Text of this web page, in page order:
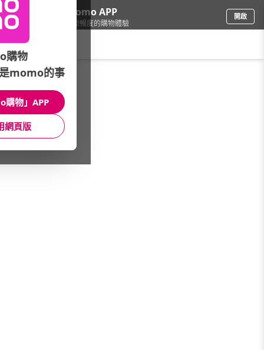
下載momo APP
給你3倍流暢度的購物體驗
開啟
車/汽車百貨/清潔品牌總覽
館長推薦 月銷量
購物
momo的事
購物」APP
網頁版